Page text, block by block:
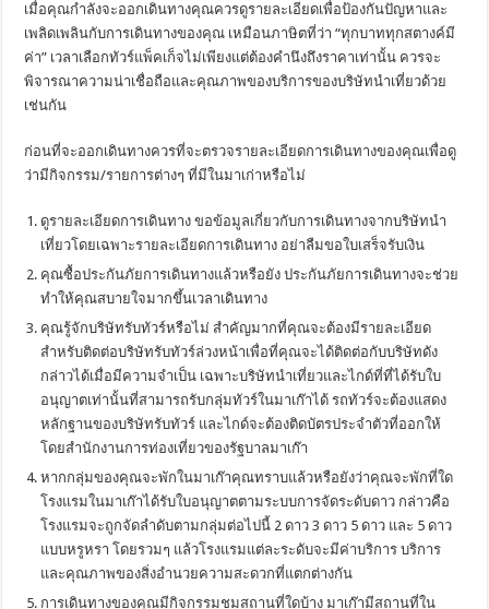
เมื่อคุณกำลังจะออกเดินทางคุณควรดูรายละเอียดเพื่อป้องกันปัญหาและ
เพลิดเพลินกับการเดินทางของคุณ เหมือนภาษิตที่ว่า “ทุกบาททุกสตางค์มี
ค่า” เวลาเลือกทัวร์แพ็คเก็จไม่เพียงแต่ต้องคำนึงถึงราคาเท่านั้น ควรจะ
พิจารณาความน่าเชื่อถือและคุณภาพของบริการของบริษัทนำเที่ยวด้วย
เช่นกัน
ก่อนที่จะออกเดินทางควรที่จะตรวจรายละเอียดการเดินทางของคุณเพื่อดู
ว่ามีกิจกรรม/รายการต่างๆ ที่มีในมาเก่าหรือไม่
ดูรายละเอียดการเดินทาง ขอข้อมูลเกี่ยวกับการเดินทางจากบริษัทนำ
เที่ยวโดยเฉพาะรายละเอียดการเดินทาง อย่าลืมขอใบเสร็จรับเงิน
คุณซื้อประกันภัยการเดินทางแล้วหรือยัง ประกันภัยการเดินทางจะช่วย
ทำให้คุณสบายใจมากขึ้นเวลาเดินทาง
คุณรู้จักบริษัทรับทัวร์หรือไม่ สำคัญมากที่คุณจะต้องมีรายละเอียด
สำหรับติดต่อบริษัทรับทัวร์ล่วงหน้าเพื่อที่คุณจะได้ติดต่อกับบริษัทดัง
กล่าวได้เมื่อมีความจำเป็น เฉพาะบริษัทนำเที่ยวและไกด์ที่ที่ได้รับใบ
อนุญาตเท่านั้นที่สามารถรับกลุ่มทัวร์ในมาเก๊าได้ รถทัวร์จะต้องแสดง
หลักฐานของบริษัทรับทัวร์ และไกด์จะต้องติดบัตรประจำตัวที่ออกให้
โดยสำนักงานการท่องเที่ยวของรัฐบาลมาเก๊า
หากกลุ่มของคุณจะพักในมาเก๊าคุณทราบแล้วหรือยังว่าคุณจะพักที่ใด
โรงแรมในมาเก๊าได้รับใบอนุญาตตามระบบการจัดระดับดาว กล่าวคือ
โรงแรมจะถูกจัดลำดับตามกลุ่มต่อไปนี้ 2 ดาว 3 ดาว 5 ดาว และ 5 ดาว
แบบหรูหรา โดยรวมๆ แล้วโรงแรมแต่ละระดับจะมีค่าบริการ บริการ
และคุณภาพของสิ่งอำนวยความสะดวกที่แตกต่างกัน
การเดินทางของคุณมีกิจกรรมชมสถานที่ใดบ้าง มาเก๊ามีสถานที่ใน